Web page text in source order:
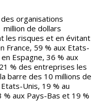
organisations
de dollars
les risques et en évitant
France, 59 % aux Etats-
Espagne, 36 % aux
% des entreprises les
barre des 10 millions de
Unis, 19 % au
% aux Pays-Bas et 19 %